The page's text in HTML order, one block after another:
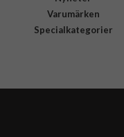
Varumärken
Specialkategorier